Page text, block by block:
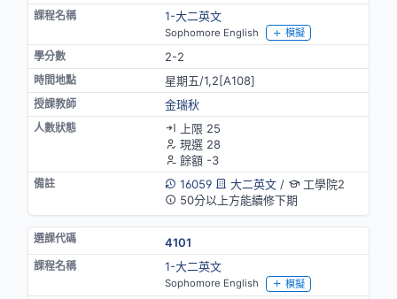
1-大二英文
Sophomore English 模擬
2-2
星期五/1,2[A108]
金瑞秋
上限 25
現選 28
餘額 -3
16059
大二英文/
工學院2
50分以上方能續修下期
4101
1-大二英文
Sophomore English 模擬